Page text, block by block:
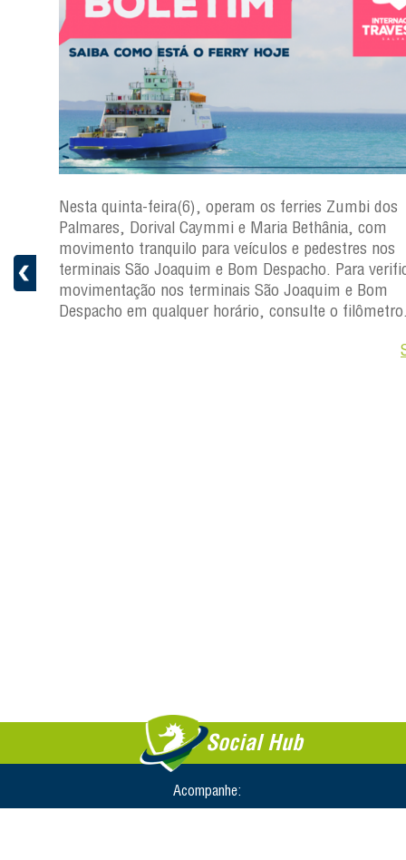
Nesta quinta-feira(6), operam os ferries Zumbi dos
Palmares, Dorival Caymmi e Maria Bethânia, com
movimento tranquilo para veículos e pedestres nos
terminais São Joaquim e Bom Despacho. Para
movimentação nos terminais São Joaquim e Bom
Despacho em qualquer horário, consulte o
Social Hub
Acompanhe: